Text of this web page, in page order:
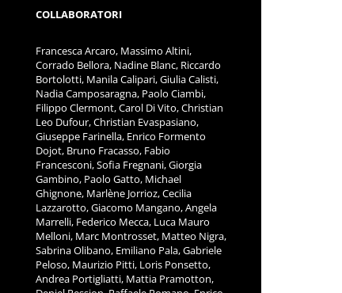
COLLABORATORI
Francesca Arcaro, Massimo Altini,
Corrado Bellora, Nadine Blanc, Riccardo
Bortolotti, Manila Calipari, Giulia Calisti,
Nadia Camposaragna, Paolo Ciambi,
Filippo Clermont, Carol Di Vito, Christian
Leo Dufour, Christian Evaspasiano,
Giuseppe Farinella, Enrico Formento
Dojot, Bruno Fracasso, Fabio
Francesconi, Sofia Fregnani, Giorgia
Gambino, Paolo Gatto, Michael
Ghignone, Marlène Jorrioz, Cecilia
Lazzarotto, Giacomo Mangano, Angela
Marrelli, Federico Mecca, Luca Mauro
Melloni, Marc Montrosset, Matteo Nigra,
Sabrina Olibano, Emiliano Pala, Gabriele
Peloso, Maurizio Pitti, Loris Ponsetto,
Andrea Portigliatti, Mattia Pramotton,